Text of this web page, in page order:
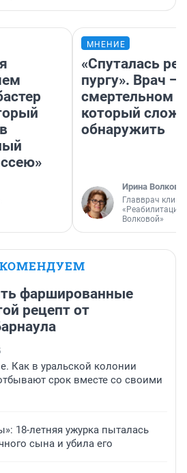
МНЕНИЕ
«Спуталась
пургу». Врач —
смертельном
который
обнаружить
Ирина Волкова
Главврач
«Реабилитация
Волковой»
фаршированные
рецепт от
Как в уральской колонии
срок вместе со своими
18-летняя ужурка пыталась
сына и убила его